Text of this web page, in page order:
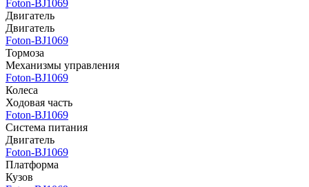
Foton-BJ1069
Двигатель
Двигатель
Foton-BJ1069
Тормоза
Механизмы управления
Foton-BJ1069
Колеса
Ходовая часть
Foton-BJ1069
Система питания
Двигатель
Foton-BJ1069
Платформа
Кузов